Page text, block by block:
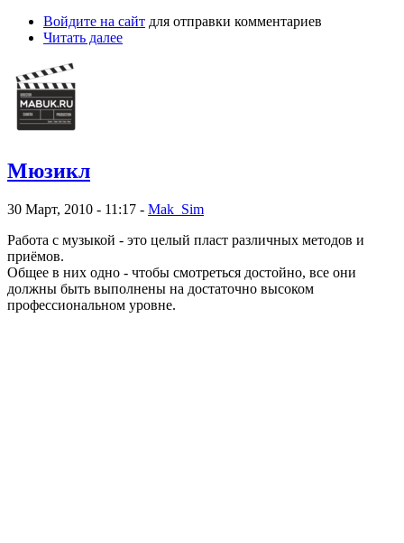
Войдите на сайт для отправки комментариев
Читать далее
Мюзикл
30 Март, 2010 - 11:17 - Mak_Sim
Работа с музыкой - это целый пласт различных методов и
приёмов.
Общее в них одно - чтобы смотреться достойно, все они
должны быть выполнены на достаточно высоком
профессиональном уровне.